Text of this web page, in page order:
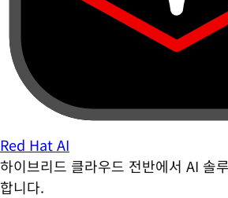
Red Hat AI
하이브리드 클라우드 전반에서 AI 솔
합니다.